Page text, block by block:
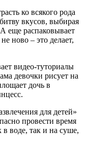
ко всякого рода
вкусов, выбирая
еще распаковывает
ново – это делает,
видео-туториалы
девочки рисует на
дочь в
для детей»
провести время
воде, так и на суше,